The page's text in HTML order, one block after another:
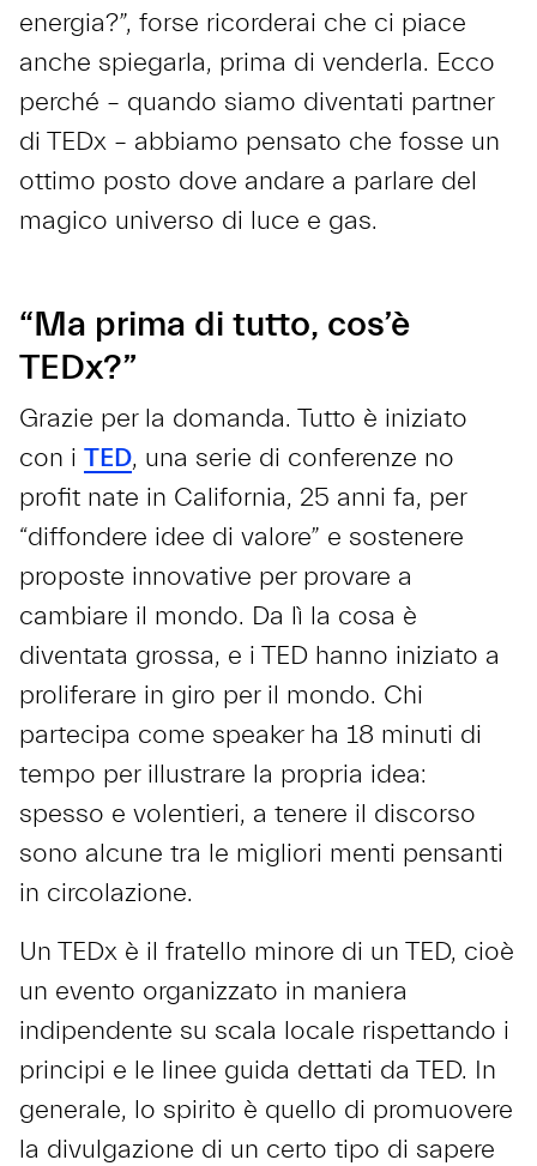
energia?”, forse ricorderai che ci piace
anche spiegarla, prima di venderla. Ecco
perché – quando siamo diventati partner
di TEDx – abbiamo pensato che fosse un
ottimo posto dove andare a parlare del
magico universo di luce e gas.
“Ma prima di tutto, cos’è
TEDx?”
Grazie per la domanda. Tutto è iniziato
con i TED, una serie di conferenze no
profit nate in California, 25 anni fa, per
“diffondere idee di valore” e sostenere
proposte innovative per provare a
cambiare il mondo. Da lì la cosa è
diventata grossa, e i TED hanno iniziato a
proliferare in giro per il mondo. Chi
partecipa come speaker ha 18 minuti di
tempo per illustrare la propria idea:
spesso e volentieri, a tenere il discorso
sono alcune tra le migliori menti pensanti
in circolazione.
Un TEDx è il fratello minore di un TED, cioè
un evento organizzato in maniera
indipendente su scala locale rispettando i
principi e le linee guida dettati da TED. In
generale, lo spirito è quello di promuovere
la divulgazione di un certo tipo di sapere